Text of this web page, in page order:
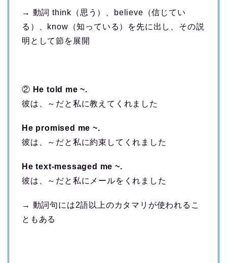
→ 動詞 think（思う）、believe（信じてい
る）、know（知っている）を先に出し、その説
明として節を展開
② He told me ~.
彼は、～だと私に教えてくれました
He promised me ~.
彼は、～だと私に約束してくれました
He text-messaged me ~.
彼は、～だと私にメールをくれました
→ 動詞句には2語以上のカタマリが使われるこ
ともある